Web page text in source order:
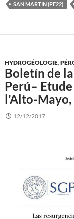
SAN MARTIN (PE22)
HYDROGÉOLOGIE,
Boletín de
Perú–
l’Alto-
12/12/2017